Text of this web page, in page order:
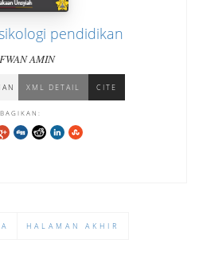
pendidikan
AMIN
XML DETAIL CITE
BAGIKAN:
HALAMAN AKHIR